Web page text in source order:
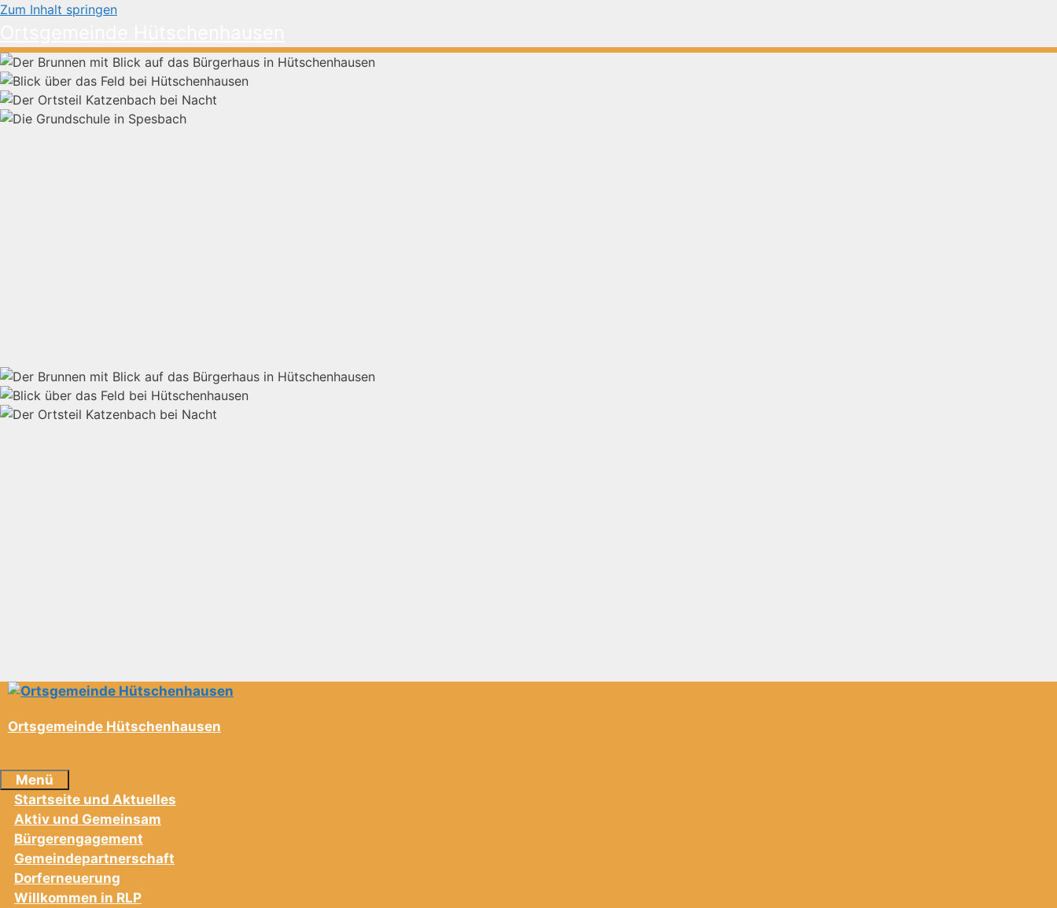
Zum Inhalt springen
Ortsgemeinde Hütschenhausen
Menü
Startseite und Aktuelles
Aktiv und Gemeinsam
Bürgerengagement
Gemeindepartnerschaft
Dorferneuerung
Willkommen in RLP